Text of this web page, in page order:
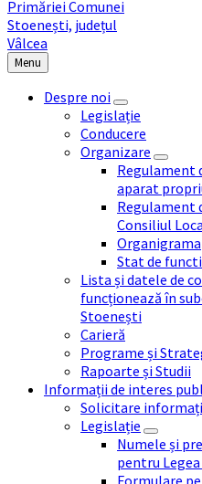
Menu
Despre noi
Legislație
Conducere
Organizare
Regulament
aparat
Regulament
Consiliul
Organigrama
Stat de
Lista și datele de
funcționează în
Stoenești
Carieră
Programe și
Rapoarte și Studii
Informații de interes
Solicitare
Legislație
Numele și
pentru
Formulare